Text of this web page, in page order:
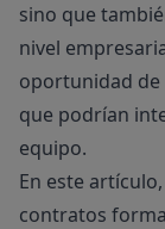
sino que
nivel
oportunidad
que podrían
equipo.
En este
contratos